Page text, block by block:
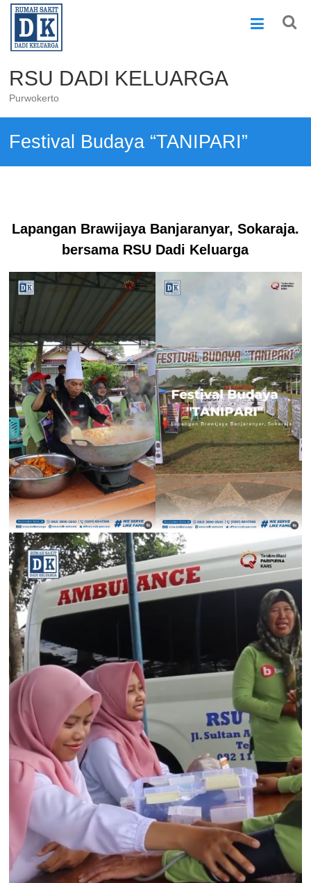
Skip
content
RSU DADI KELUARGA
Purwokerto
Festival Budaya “TANIPARI”
Lapangan Brawijaya Banjaranyar, Sokaraja.
bersama RSU Dadi Keluarga